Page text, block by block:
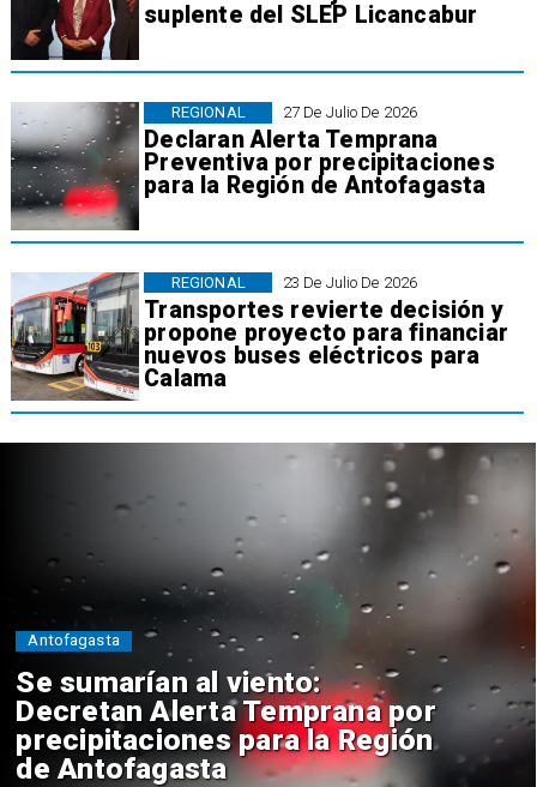
suplente del SLEP Licancabur
27 De Julio De 2026
Declaran Alerta Temprana
Preventiva por precipitaciones
para la Región de Antofagasta
REGIONAL
23 De Julio De 2026
Transportes revierte decisión y
propone proyecto para financiar
nuevos buses eléctricos para
Calama
REGIONAL
Se sumarían al viento:
Decretan Alerta Temprana por
precipitaciones para la Región
de Antofagasta
Antofagasta